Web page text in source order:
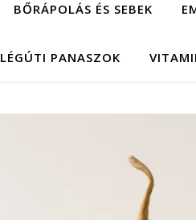
BŐRÁPOLÁS ÉS SEBEK
LÉGÚTI PANASZOK